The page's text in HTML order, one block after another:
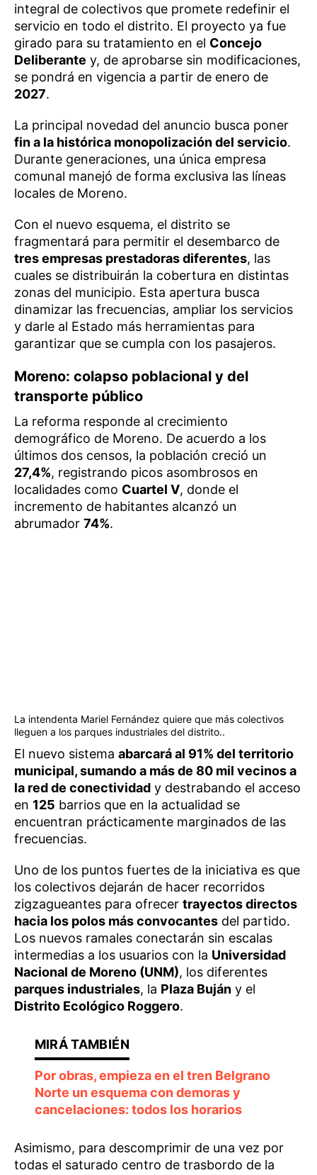
integral de colectivos que promete redefinir el
servicio en todo el distrito. El proyecto ya fue
girado para su tratamiento en el Concejo
Deliberante y, de aprobarse sin modificaciones,
se pondrá en vigencia a partir de enero de
2027.
La principal novedad del anuncio busca poner
fin a la histórica monopolización del servicio.
Durante generaciones, una única empresa
comunal manejó de forma exclusiva las líneas
locales de Moreno.
Con el nuevo esquema, el distrito se
fragmentará para permitir el desembarco de
tres empresas prestadoras diferentes, las
cuales se distribuirán la cobertura en distintas
zonas del municipio. Esta apertura busca
dinamizar las frecuencias, ampliar los servicios
y darle al Estado más herramientas para
garantizar que se cumpla con los pasajeros.
Moreno: colapso poblacional y del
transporte público
La reforma responde al crecimiento
demográfico de Moreno. De acuerdo a los
últimos dos censos, la población creció un
27,4%, registrando picos asombrosos en
localidades como Cuartel V, donde el
incremento de habitantes alcanzó un
abrumador 74%.
La intendenta Mariel Fernández quiere que más colectivos
lleguen a los parques industriales del distrito..
El nuevo sistema abarcará al 91% del territorio
municipal, sumando a más de 80 mil vecinos a
la red de conectividad y destrabando el acceso
en 125 barrios que en la actualidad se
encuentran prácticamente marginados de las
frecuencias.
Uno de los puntos fuertes de la iniciativa es que
los colectivos dejarán de hacer recorridos
zigzagueantes para ofrecer trayectos directos
hacia los polos más convocantes del partido.
Los nuevos ramales conectarán sin escalas
intermedias a los usuarios con la Universidad
Nacional de Moreno (UNM), los diferentes
parques industriales, la Plaza Buján y el
Distrito Ecológico Roggero.
Por obras, empieza en el tren Belgrano
Norte un esquema con demoras y
cancelaciones: todos los horarios
Asimismo, para descomprimir de una vez por
todas el saturado centro de trasbordo de la